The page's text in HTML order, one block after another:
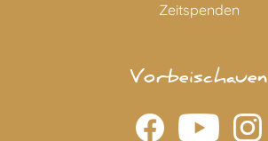
Zeitspenden
Vorbeischauen